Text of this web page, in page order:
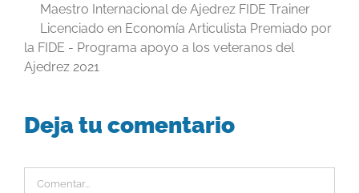
Maestro Internacional de Ajedrez FIDE Trainer
Licenciado en Economía Articulista Premiado por
la FIDE - Programa apoyo a los veteranos del
Ajedrez 2021
Deja tu comentario